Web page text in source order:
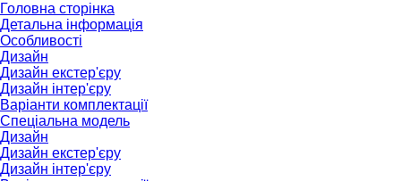
Головна сторінка
Детальна інформація
Особливості
Дизайн
Дизайн екстер'єру
Дизайн інтер'єру
Варіанти комплектації
Спеціальна модель
Дизайн
Дизайн екстер'єру
Дизайн інтер'єру